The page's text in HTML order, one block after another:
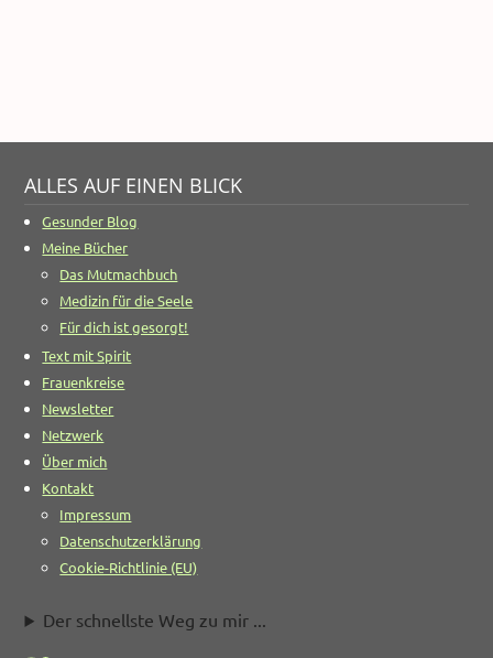
ALLES AUF EINEN BLICK
Gesunder Blog
Meine Bücher
Das Mutmachbuch
Medizin für die Seele
Für dich ist gesorgt!
Text mit Spirit
Frauenkreise
Newsletter
Netzwerk
Über mich
Kontakt
Impressum
Datenschutzerklärung
Cookie-Richtlinie (EU)
Der schnellste Weg zu mir ...